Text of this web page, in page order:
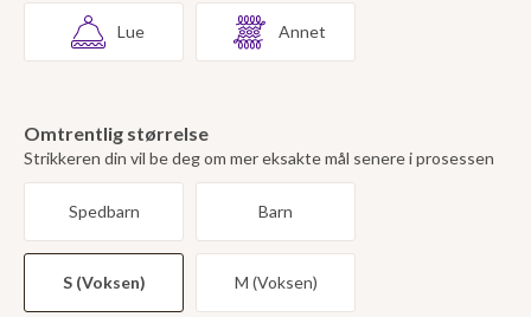
Lue Annet
Omtrentlig størrelse
Strikkeren din vil be deg om mer eksakte mål senere i prosessen
Spedbarn Barn
S (Voksen) M (Voksen)